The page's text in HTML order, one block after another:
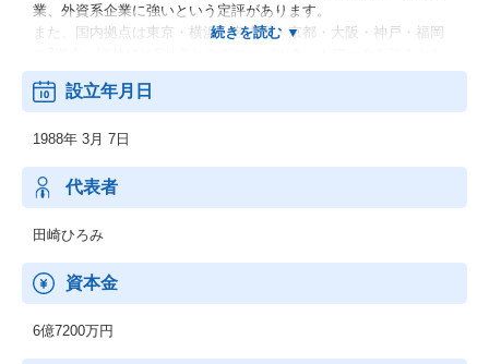
業、外資系企業に強いという定評があります。
また、国内拠点は東京・横浜・名古屋・京都・大阪・神戸・福岡
ています。
（１）グループで海外において複数拠点あり、クロスボーダーで
人材を紹介できる体制を整えている。
（２）分業型ではなく両面型エージェントとして、転職者にも企
業にも本質的で最適な提案が可能。
（３）エグゼクティブ～ミドルクラス～若手まで、全ての層に人
設立年月日
1988年 3月 7日
代表者
田崎ひろみ
資本金
6億7200万円